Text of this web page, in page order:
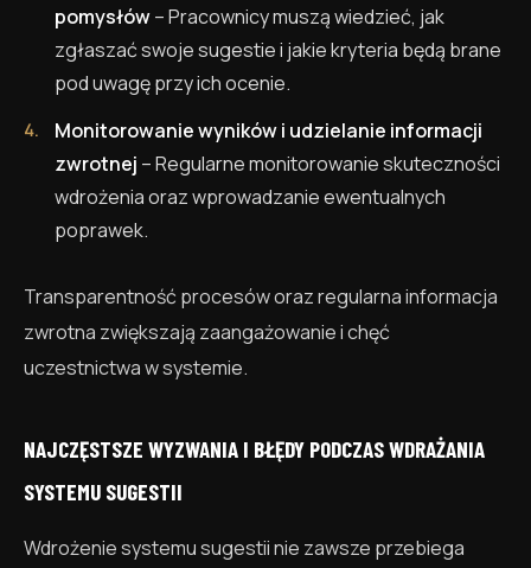
pomysłów– Pracownicy muszą wiedzieć, jak
zgłaszać swoje sugestie i jakie kryteria będą brane
pod uwagę przy ich ocenie.
Monitorowanie wyników i udzielanie informacji
zwrotnej – Regularne monitorowanie skuteczności
wdrożenia oraz wprowadzanie ewentualnych
poprawek.
Transparentność procesów oraz regularna informacja
zwrotna zwiększają zaangażowanie i chęć
uczestnictwa w systemie.
NAJCZĘSTSZE WYZWANIA I BŁĘDY PODCZAS WDRAŻANIA
SYSTEMU SUGESTII
Wdrożenie systemu sugestii nie zawsze przebiega